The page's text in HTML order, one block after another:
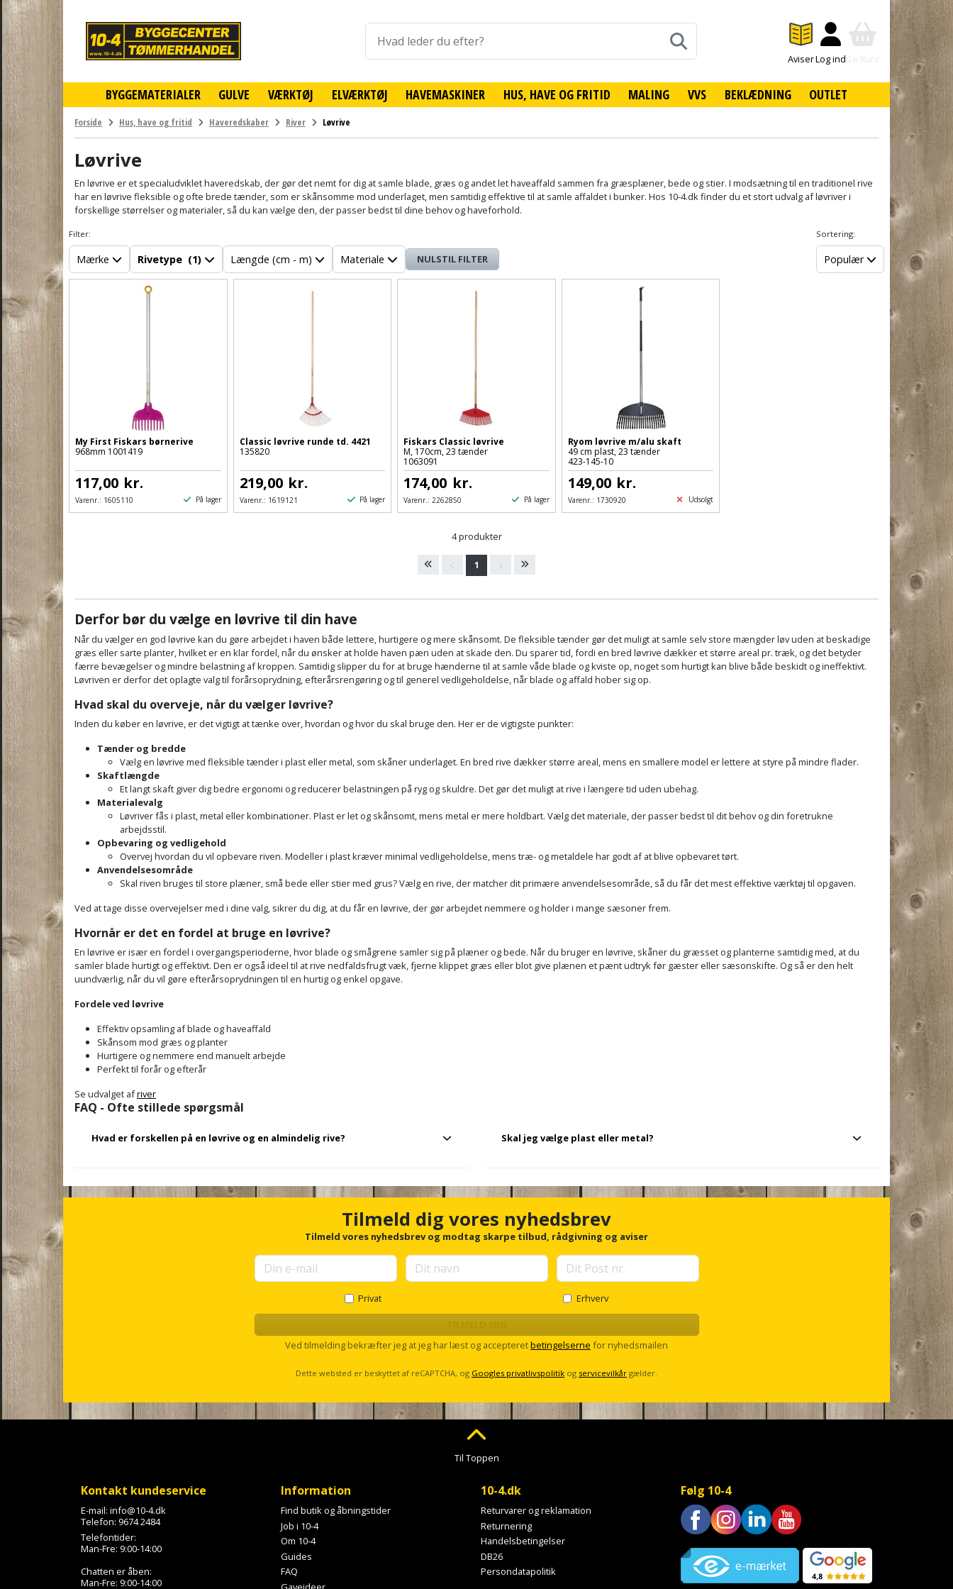
BYGGEMATERIALER GULVE VÆRKTØJ ELVÆRKTØJ HAVEMASKINER HUS, HAVE OG FRITID MALING VVS BEKLÆDNING OUTLET
online
byggemarked
og
tømmerhandel
-
AviserLog indSe Kurv
Forside Hus, have og fritid Haveredskaber River Løvrive
Løvrive
En løvrive er et specialudviklet haveredskab, der gør det nemt for dig at samle blade, græs og andet let haveaffald sammen fra græsplæner, bede og stier. I modsætning til en traditionel rive
har en løvrive fleksible og ofte brede tænder, som er skånsomme mod underlaget, men samtidig effektive til at samle affaldet i bunker. Hos 10-4.dk finder du et stort udvalg af løvriver i
forskellige størrelser og materialer, så du kan vælge den, der passer bedst til dine behov og haveforhold.
Filter:
Mærke Rivetype (1) Længde (cm - m) Materiale NULSTIL FILTER
Sortering:
Populær
My First Fiskars børnerive
968mm 1001419
117,00 kr.
Varenr.: 1605110 På lager
Classic løvrive runde td. 4421
135820
219,00 kr.
Varenr.: 1619121 På lager
Fiskars Classic løvrive
M, 170cm, 23 tænder
1063091
174,00 kr.
Varenr.: 2262850 På lager
Ryom løvrive m/alu skaft
49 cm plast, 23 tænder
423-145-10
149,00 kr.
Varenr.: 1730920 Udsolgt
4 produkter
1
Derfor bør du vælge en løvrive til din have
Når du vælger en god løvrive kan du gøre arbejdet i haven både lettere, hurtigere og mere skånsomt. De fleksible tænder gør det muligt at samle selv store mængder løv uden at beskadige
græs eller sarte planter, hvilket er en klar fordel, når du ønsker at holde haven pæn uden at skade den. Du sparer tid, fordi en bred løvrive dækker et større areal pr. træk, og det betyder
færre bevægelser og mindre belastning af kroppen. Samtidig slipper du for at bruge hænderne til at samle våde blade og kviste op, noget som hurtigt kan blive både beskidt og ineffektivt.
Løvriven er derfor det oplagte valg til forårsoprydning, efterårsrengøring og til generel vedligeholdelse, når blade og affald hober sig op.
Hvad skal du overveje, når du vælger løvrive?
Inden du køber en løvrive, er det vigtigt at tænke over, hvordan og hvor du skal bruge den. Her er de vigtigste punkter:
Tænder og bredde
Vælg en løvrive med fleksible tænder i plast eller metal, som skåner underlaget. En bred rive dækker større areal, mens en smallere model er lettere at styre på mindre flader.
Skaftlængde
Et langt skaft giver dig bedre ergonomi og reducerer belastningen på ryg og skuldre. Det gør det muligt at rive i længere tid uden ubehag.
Materialevalg
Løvriver fås i plast, metal eller kombinationer. Plast er let og skånsomt, mens metal er mere holdbart. Vælg det materiale, der passer bedst til dit behov og din foretrukne
arbejdsstil.
Opbevaring og vedligehold
Overvej hvordan du vil opbevare riven. Modeller i plast kræver minimal vedligeholdelse, mens træ- og metaldele har godt af at blive opbevaret tørt.
Anvendelsesområde
Skal riven bruges til store plæner, små bede eller stier med grus? Vælg en rive, der matcher dit primære anvendelsesområde, så du får det mest effektive værktøj til opgaven.
Ved at tage disse overvejelser med i dine valg, sikrer du dig, at du får en løvrive, der gør arbejdet nemmere og holder i mange sæsoner frem.
Hvornår er det en fordel at bruge en løvrive?
En løvrive er især en fordel i overgangsperioderne, hvor blade og smågrene samler sig på plæner og bede. Når du bruger en løvrive, skåner du græsset og planterne samtidig med, at du
samler blade hurtigt og effektivt. Den er også ideel til at rive nedfaldsfrugt væk, fjerne klippet græs eller blot give plænen et pænt udtryk før gæster eller sæsonskifte. Og så er den helt
uundværlig, når du vil gøre efterårsoprydningen til en hurtig og enkel opgave.
Fordele ved løvrive
Effektiv opsamling af blade og haveaffald
Skånsom mod græs og planter
Hurtigere og nemmere end manuelt arbejde
Perfekt til forår og efterår
Se udvalget afriver
FAQ - Ofte stillede spørgsmål
Hvad er forskellen på en løvrive og en almindelig rive?
En løvrive har typisk bredere og mere fleksible tænder, som er skånsomme mod
underlaget. En almindelig haverive er ofte mere robust og egnet til jord eller grus.
Skal jeg vælge plast eller metal?
Plast er lettere og skånsomt mod underlaget, mens metal er mere holdbart. Valget
afhænger af, hvor længe og hvor ofte du bruger den.
Tilmeld dig vores nyhedsbrev
Tilmeld vores nyhedsbrev og modtag skarpe tilbud, rådgivning og aviser
Privat Erhverv
Ved tilmelding bekræfter jeg at jeg har læst og accepteretbetingelserne for nyhedsmailen
Dette websted er beskyttet af reCAPTCHA, og Googles privatlivspolitik og servicevilkår gælder.
Til Toppen
Kontakt kundeservice
E-mail: info@10-4.dk
Telefon: 9674 2484
Telefontider:
Man-Fre: 9:00-14:00
Chatten er åben:
Man-Fre: 9:00-14:00
Information
Find butik og åbningstider
Job i 10-4
Om 10-4
Guides
FAQ
10-4.dk
Returvarer og reklamation
Returnering
Handelsbetingelser
DB26
Persondatapolitik
Følg 10-4